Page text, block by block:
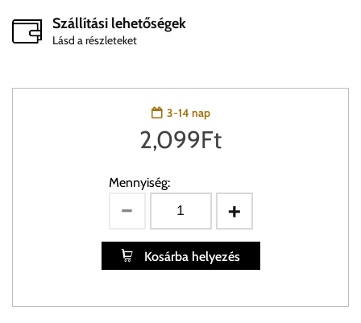
Szállítási lehetőségek
Lásd a részleteket
3-14 nap
2,099Ft
Mennyiség:
Kosárba helyezés